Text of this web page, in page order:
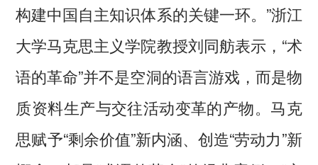
构建中国自主知识体系的关键一环。”浙江
大学马克思主义学院教授刘同舫表示，“术
语的革命”并不是空洞的语言游戏，而是物
质资料生产与交往活动变革的产物。马克
思赋予“剩余价值”新内涵、创造“劳动力”新